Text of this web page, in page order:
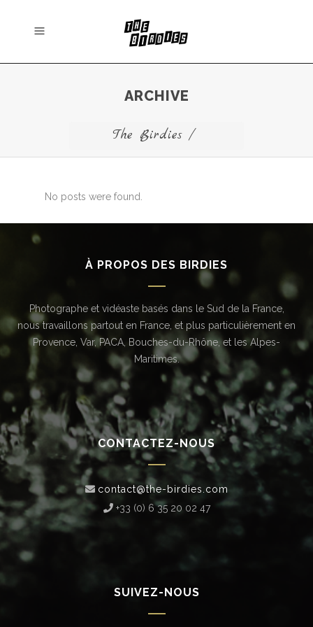
ARCHIVE
The Birdies/
No posts were found.
À PROPOS DES BIRDIES
Photographe et vidéaste basés dans le Sud de la France,
nous travaillons partout en France, et plus particulièrement en
Provence, Var, PACA, Bouches-du-Rhône, et les Alpes-
Maritimes.
CONTACTEZ-NOUS
contact@the-birdies.com
+33 (0) 6 35 20 02 47‬
SUIVEZ-NOUS